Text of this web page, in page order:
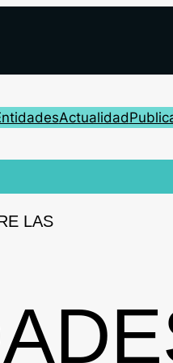
Actualidad
LAS